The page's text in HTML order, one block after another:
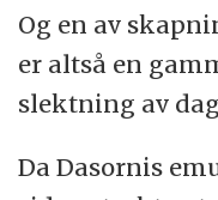
Og en av
er altså en
slektning av
Da Dasornis